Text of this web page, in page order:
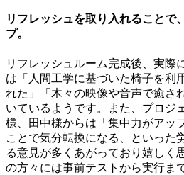
リフレッシュを取り入れることで
プ。
リフレッシュルーム完成後、実際
は「人間工学に基づいた椅子を利
れた」「木々の映像や音声で癒さ
いているようです。また、プロジ
様、田中様からは「集中力がアッ
ことで気分転換になる、といった
る意見が多くあがっており嬉しく
の方々には事前テストから実行ま